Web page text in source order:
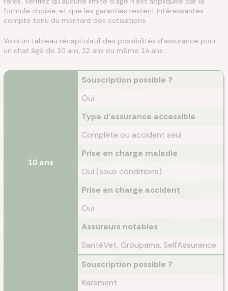
formule choisie, et que les garanties restent intéressantes
compte tenu du montant des cotisations.
Voici un tableau récapitulatif des possibilités d'assurance pour
un chat âgé de 10 ans, 12 ans ou même 14 ans :
10 ans
Souscription possible ?
Oui
Type d’assurance accessible
Complète ou accident seul
Prise en charge maladie
Oui (sous conditions)
Prise en charge accident
Oui
Assureurs notables
SantéVet, Groupama, SelfAssurance
Souscription possible ?
Rarement